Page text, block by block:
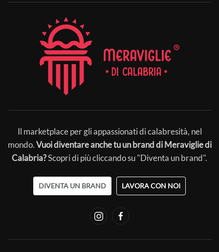
Il marketplace per gli appassionati di calabresità, nel
mondo.Vuoi diventare anche tu un brand di Meraviglie di
Calabria?Scopri di più cliccando su "Diventa un brand".
DIVENTA UN BRAND LAVORA CON NOI